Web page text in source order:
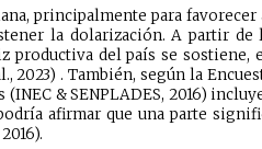
principalmente para favorecer
la dolarización. A partir de
productiva del país se sostiene,
2023) . También, según la
& SENPLADES, 2016)
afirmar que una parte